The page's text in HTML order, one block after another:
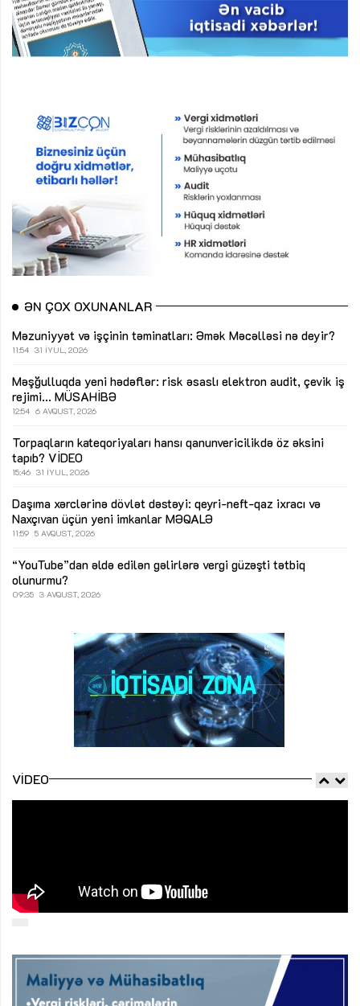
ƏN ÇOX OXUNANLAR
Məzuniyyət və işçinin təminatları: Əmək Məcəlləsi nə deyir?
11:54 31 İYUL, 2026
Məşğulluqda yeni hədəflər: risk əsaslı elektron audit, çevik iş
rejimi... MÜSAHİBƏ
12:54 6 AVQUST, 2026
Torpaqların kateqoriyaları hansı qanunvericilikdə öz əksini
tapıb? VİDEO
15:46 31 İYUL, 2026
Daşıma xərclərinə dövlət dəstəyi: qeyri-neft-qaz ixracı və
Naxçıvan üçün yeni imkanlar MƏQALƏ
11:59 5 AVQUST, 2026
“YouTube”dan əldə edilən gəlirlərə vergi güzəşti tətbiq
olunurmu?
09:35 3 AVQUST, 2026
VIDEO